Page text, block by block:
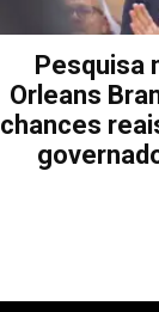
Pesquisa
Orleans
chances